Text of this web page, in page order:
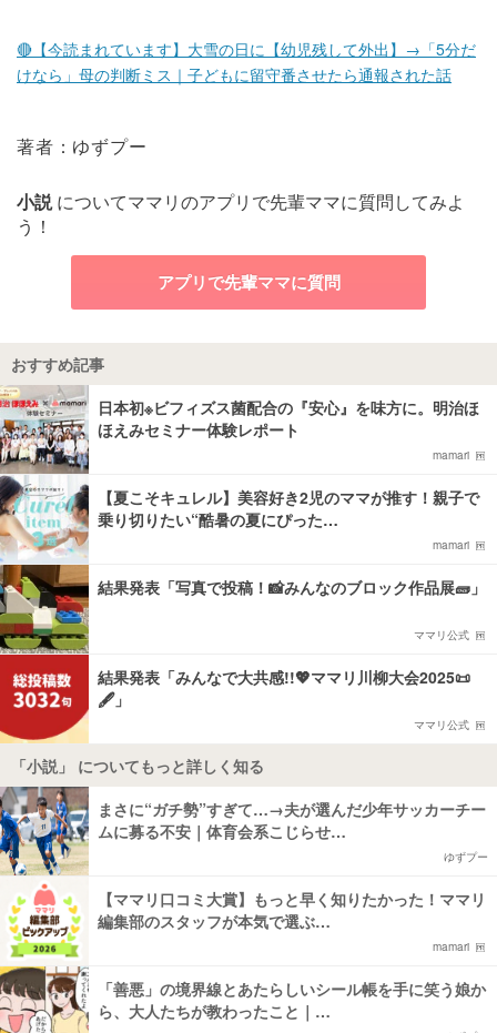
🔴【今読まれています】大雪の日に【幼児残して外出】→「5分だ
けなら」母の判断ミス｜子どもに留守番させたら通報された話
著者：ゆずプー
小説についてママリのアプリで先輩ママに質問してみよ
う！
アプリで先輩ママに質問
おすすめ記事
日本初※ビフィズス菌配合の『安心』を味方に。明治ほ
ほえみセミナー体験レポート
mamari
【夏こそキュレル】美容好き2児のママが推す！親子で
乗り切りたい“酷暑の夏にぴった…
mamari
結果発表「写真で投稿！📸みんなのブロック作品展🧱」
ママリ公式
結果発表「みんなで大共感!!💖ママリ川柳大会2025📜
🖋️」
ママリ公式
「小説」 についてもっと詳しく知る
まさに“ガチ勢”すぎて…→夫が選んだ少年サッカーチー
ムに募る不安｜体育会系こじらせ…
ゆずプー
【ママリ口コミ大賞】もっと早く知りたかった！ママリ
編集部のスタッフが本気で選ぶ…
mamari
「善悪」の境界線とあたらしいシール帳を手に笑う娘か
ら、大人たちが教わったこと｜…